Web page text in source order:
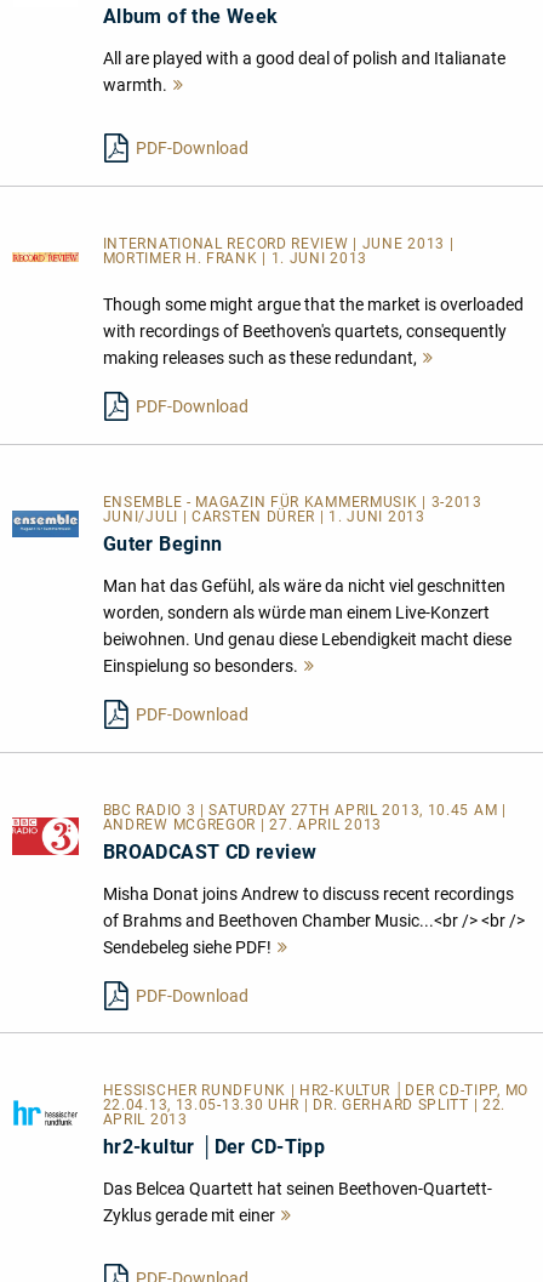
Album of the Week
All are played with a good deal of polish and Italianate
warmth.
PDF-Download
INTERNATIONAL RECORD REVIEW | JUNE 2013 |
MORTIMER H. FRANK | 1. JUNI 2013
Though some might argue that the market is overloaded
with recordings of Beethoven's quartets, consequently
making releases such as these redundant,
PDF-Download
ENSEMBLE - MAGAZIN FÜR KAMMERMUSIK | 3-2013
JUNI/JULI | CARSTEN DÜRER | 1. JUNI 2013
Guter Beginn
Man hat das Gefühl, als wäre da nicht viel geschnitten
worden, sondern als würde man einem Live-Konzert
beiwohnen. Und genau diese Lebendigkeit macht diese
Einspielung so besonders.
PDF-Download
BBC RADIO 3 | SATURDAY 27TH APRIL 2013, 10.45 AM |
ANDREW MCGREGOR | 27. APRIL 2013
BROADCAST CD review
Misha Donat joins Andrew to discuss recent recordings
of Brahms and Beethoven Chamber Music...<br /> <br />
Sendebeleg siehe PDF!
PDF-Download
HESSISCHER RUNDFUNK | HR2-KULTUR │DER CD-TIPP, MO
22.04.13, 13.05-13.30 UHR | DR. GERHARD SPLITT | 22.
APRIL 2013
hr2-kultur │Der CD-Tipp
Das Belcea Quartett hat seinen Beethoven-Quartett-
Zyklus gerade mit einer